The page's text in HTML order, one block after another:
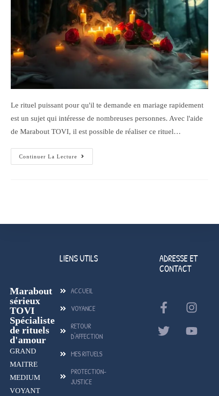
Le rituel puissant pour qu'il te demande en mariage rapidement
est un sujet qui intéresse de nombreuses personnes. Avec l'aide
de Marabout TOVI, il est possible de réaliser ce rituel…
Continuer La Lecture
Marabout
sérieux
TOVI
Spécialiste
de rituels
d'amour
GRAND
MAITRE
MEDIUM
VOYANT
LIENS UTILS
ACCUEIL
VOYANCE
RETOUR
D'AFFECTION
MES RITUELS
PROTECTION-
JUSTICE
ADRESSE ET
CONTACT